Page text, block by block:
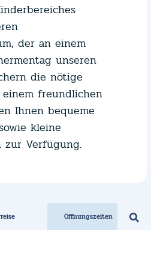
Öffnungszeiten
der an einem
unseren
die nötige
freundlichen
Ihnen bequeme
kleine
zur Verfügung.